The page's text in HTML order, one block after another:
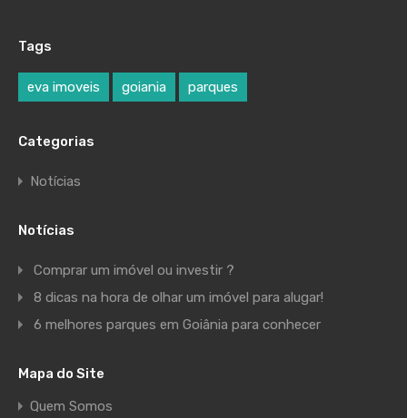
Tags
eva imoveis goiania parques
Categorias
Notícias
Notícias
Comprar um imóvel ou investir ?
8 dicas na hora de olhar um imóvel para alugar!
6 melhores parques em Goiânia para conhecer
Mapa do Site
Quem Somos